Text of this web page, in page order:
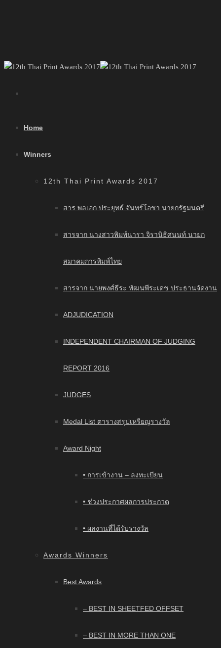
Home
Winners
12th Thai Print Awards 2017
สาร พลเอก ประยุทธ์ จันทร์โอชา นายกรัฐมนตรี
สารจาก นางสาวพิมพ์นารา จิรานิธิศนนท์ นายก
สมาคมการพิมพ์ไทย
สารจาก นายพงศ์ธีระ พัฒนพีระเดช ประธานจัดงาน
ADJUDICATION
INDEPENDENT CHAIRMAN OF JUDGING
REPORT 2016
JUDGES
Medal List ตารางสรุปเหรียญรางวัล
Award Night
• การเข้างาน – ลงทะเบียน
• ช่วงประกาศผลการประกวด
• ผลงานที่ได้รับรางวัล
Awards Winners
Best Awards
– BEST IN SHEETFED OFFSET
– BEST IN MORE THAN ONE